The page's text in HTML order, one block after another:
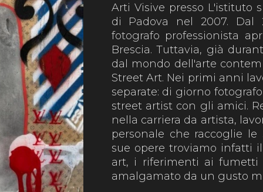
Arti Visive presso L'istituto
di Padova nel 2007. Dal
fotografo professionista
Brescia. Tuttavia, già
dal mondo dell'arte
Street Art. Nei primi anni
separate: di giorno
street artist con gli amici.
nella carriera da artista,
personale che raccoglie
sue opere troviamo infatti
art, i riferimenti ai
amalgamato da un gusto